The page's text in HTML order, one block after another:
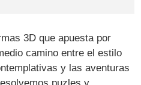
3D que apuesta por
camino entre el estilo
y las aventuras